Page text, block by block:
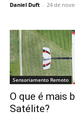
Daniel Duft - 24 de
Sensoriamento Remoto
O que é mais
Satélite?